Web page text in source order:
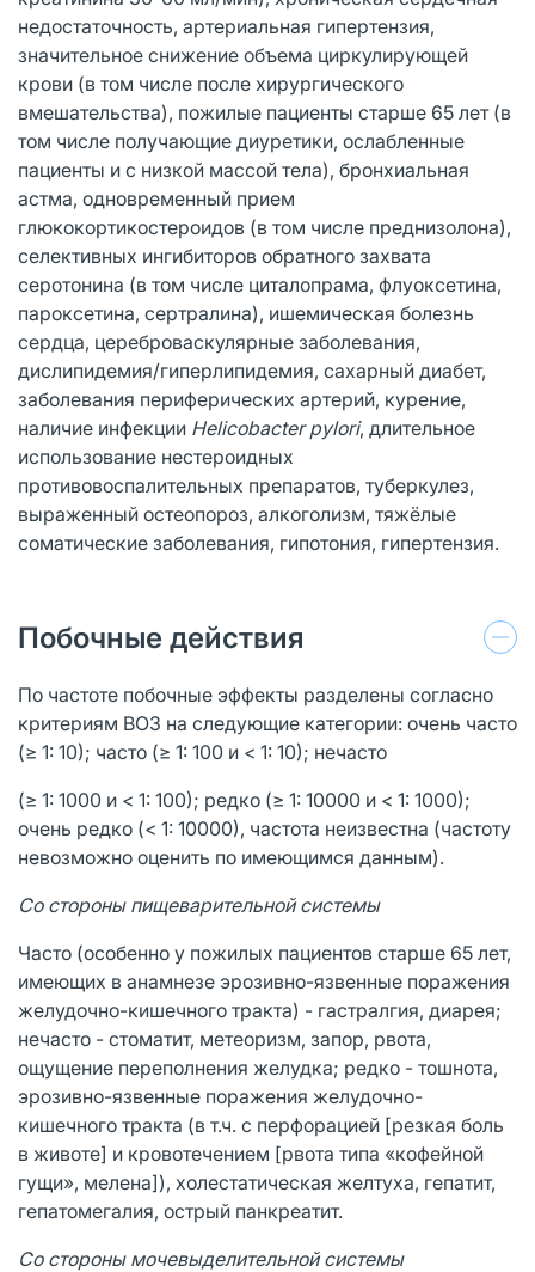
недостаточность, артериальная гипертензия,
значительное снижение объема циркулирующей
крови (в том числе после хирургического
вмешательства), пожилые пациенты старше 65 лет (в
том числе получающие диуретики, ослабленные
пациенты и с низкой массой тела), бронхиальная
астма, одновременный прием
глюкокортикостероидов (в том числе преднизолона),
селективных ингибиторов обратного захвата
серотонина (в том числе циталопрама, флуоксетина,
пароксетина, сертралина), ишемическая болезнь
сердца, цереброваскулярные заболевания,
дислипидемия/гиперлипидемия, сахарный диабет,
заболевания периферических артерий, курение,
наличие инфекции Helicobacter pylori, длительное
использование нестероидных
противовоспалительных препаратов, туберкулез,
выраженный остеопороз, алкоголизм, тяжёлые
соматические заболевания, гипотония, гипертензия.
Побочные действия
По частоте побочные эффекты разделены согласно
критериям ВОЗ на следующие категории: очень часто
(≥ 1: 10); часто (≥ 1: 100 и < 1: 10); нечасто
(≥ 1: 1000 и < 1: 100); редко (≥ 1: 10000 и < 1: 1000);
очень редко (< 1: 10000), частота неизвестна (частоту
невозможно оценить по имеющимся данным).
Со стороны пищеварительной системы
Часто (особенно у пожилых пациентов старше 65 лет,
имеющих в анамнезе эрозивно-язвенные поражения
желудочно-кишечного тракта) - гастралгия, диарея;
нечасто - стоматит, метеоризм, запор, рвота,
ощущение переполнения желудка; редко - тошнота,
эрозивно-язвенные поражения желудочно-
кишечного тракта (в т.ч. с перфорацией [резкая боль
в животе] и кровотечением [рвота типа «кофейной
гущи», мелена]), холестатическая желтуха, гепатит,
гепатомегалия, острый панкреатит.
Со стороны мочевыделительной системы